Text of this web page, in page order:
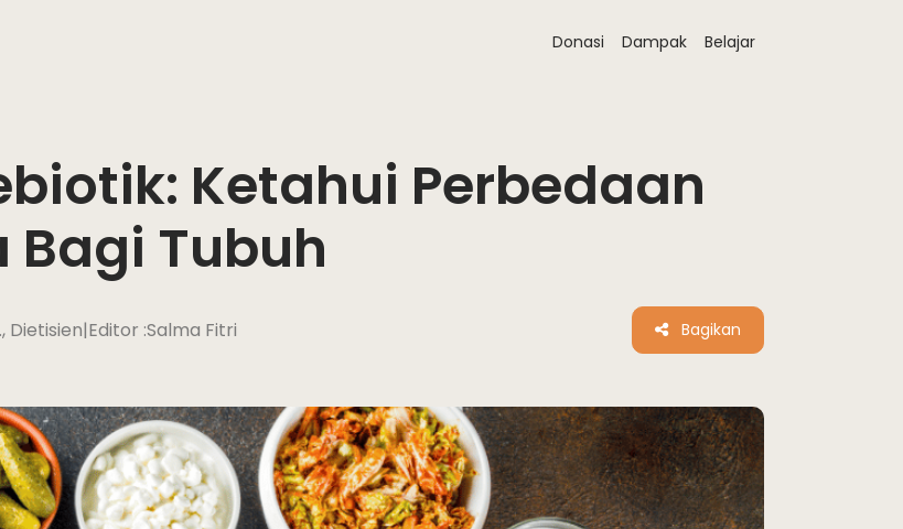
Donasi Dampak Belajar
Ketahui Perbedaan
Tubuh
Dietisien|Editor :Salma Fitri Bagikan